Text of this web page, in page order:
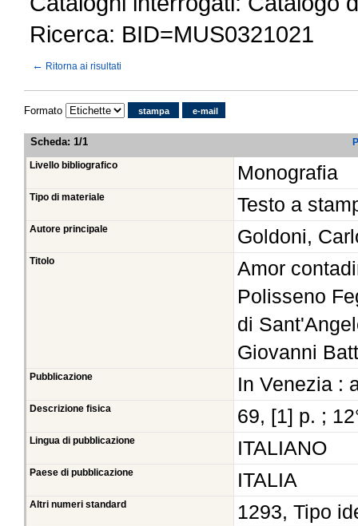
Ricerca: BID=MUS0321021
← Ritorna ai risultati
Formato stampa e-mail
Scheda: 1/1
Livello bibliografico Monografia
Tipo di materiale Testo a
Autore principale Goldoni,
Titolo
Amor
Polisseno
di
Giovanni
Pubblicazione In Venezia :
Descrizione fisica 69, [1] p. ;
Lingua di pubblicazione ITALIANO
Paese di pubblicazione ITALIA
Altri numeri standard 1293, Tipo